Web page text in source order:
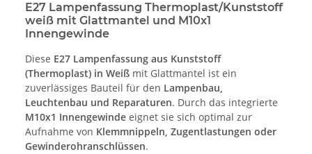
E27 Lampenfassung Thermoplast/Kunststoff
weiß mit Glattmantel und M10x1
Innengewinde
Diese E27 Lampenfassung aus Kunststoff
(Thermoplast) in Weiß mit Glattmantel ist ein
zuverlässiges Bauteil für den Lampenbau,
Leuchtenbau und Reparaturen. Durch das integrierte
M10x1 Innengewinde eignet sie sich optimal zur
Aufnahme von Klemmnippeln, Zugentlastungen oder
Gewinderohranschlüssen.